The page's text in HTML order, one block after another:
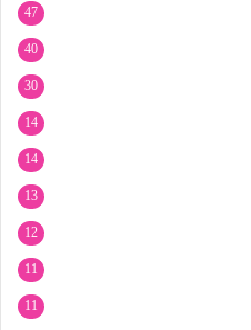
47
40
30
14
14
13
12
11
11